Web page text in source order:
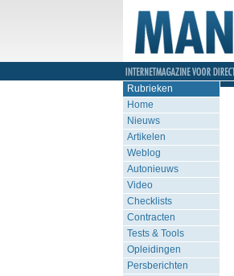
Rubrieken
Home
Nieuws
Artikelen
Weblog
Autonieuws
Video
Checklists
Contracten
Tests & Tools
Opleidingen
Persberichten